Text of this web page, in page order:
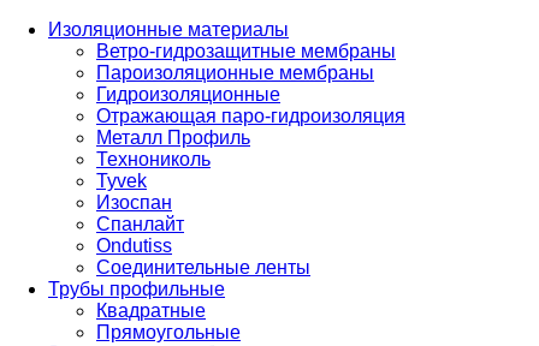
Изоляционные материалы
Ветро-гидрозащитные мембраны
Пароизоляционные мембраны
Гидроизоляционные
Отражающая паро-гидроизоляция
Металл Профиль
Технониколь
Tyvek
Изоспан
Спанлайт
Ondutiss
Соединительные ленты
Трубы профильные
Квадратные
Прямоугольные